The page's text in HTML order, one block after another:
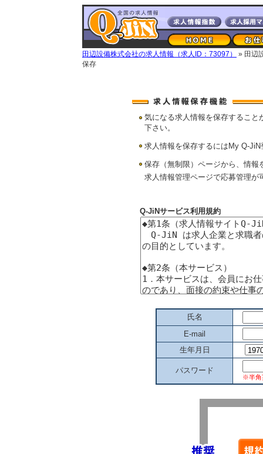
田辺設備株式会社の求人情報（求人ID：73097）
» 田辺
保存
気になる求人情報を保存すること
下さい。
求人情報を保存するにはMy Q-
保存（無制限）ページから、情報
求人情報管理ページで応募管理が
Q-JiNサービス利用規約
氏名
E-mail
生年月日
パスワード
※半角